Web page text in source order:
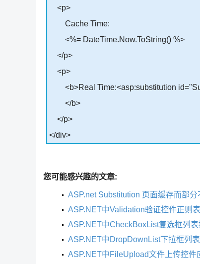
<p>
Cache Time:
<%= DateTime.Now.ToString() %>
</p>
<p>
<b>Real Time:<asp:substitution
</b>
</p>
</div>
您可能感兴趣的文章:
ASP.net Substitution 页面缓存而部
ASP.NET中Validation验证控件正则
ASP.NET中CheckBoxList复选框列
ASP.NET中DropDownList下拉框列
ASP.NET中FileUpload文件上传控件